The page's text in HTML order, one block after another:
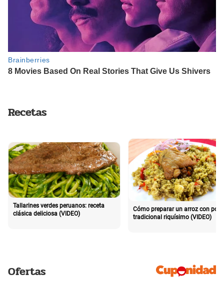
Recetas
Tallarines verdes peruanos: receta
clásica deliciosa (VIDEO)
Cómo preparar un arroz con pollo
tradicional riquísimo (VIDEO)
Ofertas